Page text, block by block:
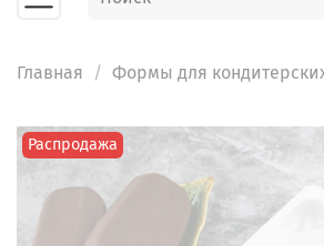
Главная Формы для
Распродажа